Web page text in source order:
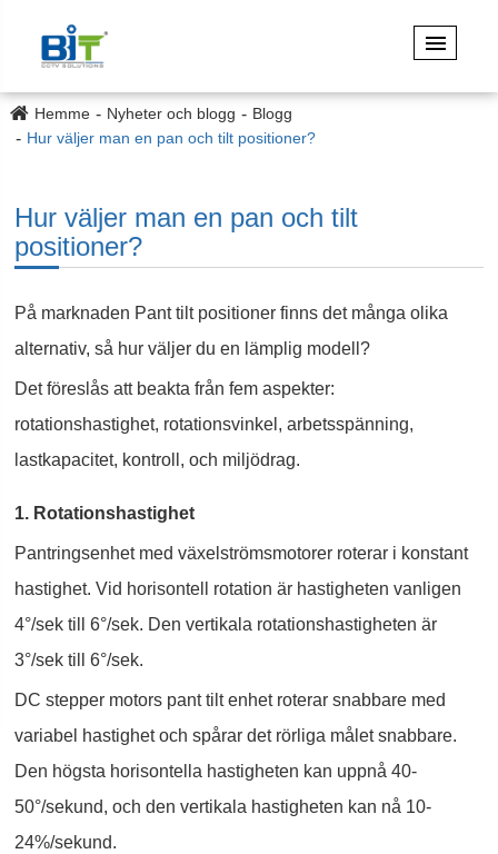
Hemme Nyheter och blogg
Blogg
Hur väljer man en pan och tilt positioner?
Hur väljer man en pan och tilt
positioner?
På marknaden Pant tilt positioner finns det många olika
alternativ, så hur väljer du en lämplig modell?
Det föreslås att beakta från fem aspekter:
rotationshastighet, rotationsvinkel, arbetsspänning,
lastkapacitet, kontroll, och miljödrag.
1. Rotationshastighet
Pantringsenhet med växelströmsmotorer roterar i konstant
hastighet. Vid horisontell rotation är hastigheten vanligen
4°/sek till 6°/sek. Den vertikala rotationshastigheten är
3°/sek till 6°/sek.
DC stepper motors pant tilt enhet roterar snabbare med
variabel hastighet och spårar det rörliga målet snabbare.
Den högsta horisontella hastigheten kan uppnå 40-
50°/sekund, och den vertikala hastigheten kan nå 10-
24%/sekund.